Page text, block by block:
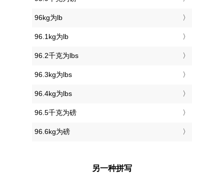
96kg为lb
96.1kg为lb
96.2千克为lbs
96.3kg为lbs
96.4kg为lbs
96.5千克为磅
96.6kg为磅
另一种拼写